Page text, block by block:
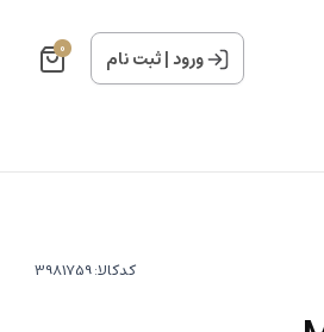
ورود|ثبت نام 0
کدکالا: